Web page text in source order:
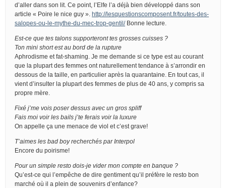
d’aller dans son lit. Ce point, l’Elfe l’a déjà bien développé dans son
article « Poire le nice guy ». http://lesquestionscomposent.fr/toutes-des-
salopes-ou-le-mythe-du-mec-trop-gentil/Bonne lecture.
Est-ce que tes talons supporteront tes grosses cuisses ?
Ton mini short est au bord de la rupture
Aphrodisme et fat-shaming. Je me demande si ce type est au courant
que la plupart des femmes ont naturellement tendance à s’arrondir en
dessous de la taille, en particulier après la quarantaine. En tout cas, il
vient d’insulter la plupart des femmes de plus de 40 ans, y compris sa
propre mère.
Fixé j’me vois poser dessus avec un gros spliff
Fais moi voir les bails j’te ferais voir la luxure
On appelle ça une menace de viol et c’est grave!
T’aimes les bad boy recherchés par Interpol
Encore du poirisme!
Pour un simple resto dois-je vider mon compte en banque ?
Qu’est-ce qui l’empêche de dire gentiment qu’il préfère le resto bon
marché où il a plein de souvenirs d’enfance?